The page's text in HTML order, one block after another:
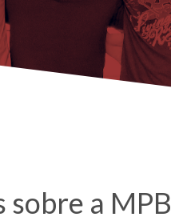
a MPB